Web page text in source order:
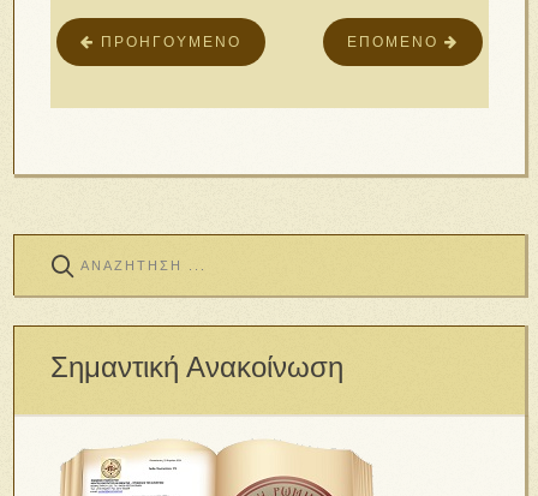
ΕΠΌΜΕΝΟ
ΠΡΟΗΓΟΎΜΕΝΟ
Σημαντική Ανακοίνωση